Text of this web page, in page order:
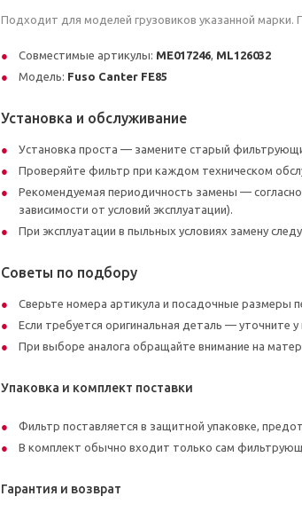
Подходит для моделей грузовиков указанной
Совместимые артикулы: ME017246, ML126032
Модель: Fuso Canter FE85
Установка и обслуживание
Установка проста — замените старый
Проверяйте фильтр при каждом техническом
Рекомендуемая периодичность замены —
зависимости от условий эксплуатации).
При эксплуатации в пыльных условиях замену
Советы по подбору
Сверьте номера артикула и посадочные размеры
Если требуется оригинальная деталь — уточните
При выборе аналога обращайте внимание на
Упаковка и комплект поставки
Фильтр поставляется в защитной упаковке,
В комплект обычно входит только сам
Гарантия и возврат